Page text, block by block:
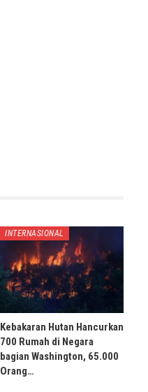
INTERNASIONAL
Kebakaran Hutan Hancurkan
700 Rumah di Negara
bagian Washington, 65.000
Orang…